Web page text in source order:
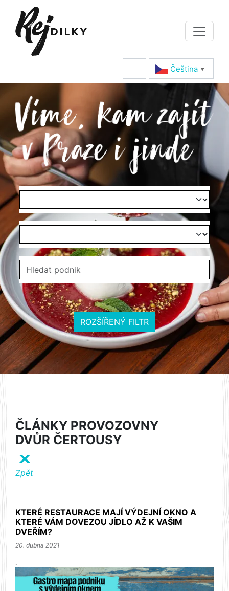
Čeština‎ ▼
ROZŠÍŘENÝ FILTR
ČLÁNKY PROVOZOVNY
DVŮR ČERTOUSY
X
Zpět
KTERÉ RESTAURACE MAJÍ VÝDEJNÍ OKNO A
KTERÉ VÁM DOVEZOU JÍDLO AŽ K VAŠIM
DVEŘÍM?
20. dubna 2021
.